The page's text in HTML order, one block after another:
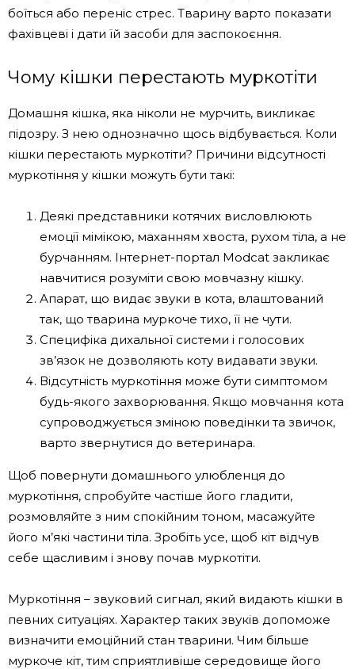
боїться або переніс стрес. Тварину варто показати
фахівцеві і дати їй засоби для заспокоєння.
Чому кішки перестають муркотіти
Домашня кішка, яка ніколи не мурчить, викликає
підозру. З нею однозначно щось відбувається. Коли
кішки перестають муркотіти? Причини відсутності
муркотіння у кішки можуть бути такі:
Деякі представники котячих висловлюють
емоції мімікою, маханням хвоста, рухом тіла, а не
бурчанням. Інтернет-портал Мodcat закликає
навчитися розуміти свою мовчазну кішку.
Апарат, що видає звуки в кота, влаштований
так, що тварина муркоче тихо, її не чути.
Специфіка дихальної системи і голосових
зв’язок не дозволяють коту видавати звуки.
Відсутність муркотіння може бути симптомом
будь-якого захворювання. Якщо мовчання кота
супроводжується зміною поведінки та звичок,
варто звернутися до ветеринара.
Щоб повернути домашнього улюбленця до
муркотіння, спробуйте частіше його гладити,
розмовляйте з ним спокійним тоном, масажуйте
його м’які частини тіла. Зробіть усе, щоб кіт відчув
себе щасливим і знову почав муркотіти.
Муркотіння – звуковий сигнал, який видають кішки в
певних ситуаціях. Характер таких звуків допоможе
визначити емоційний стан тварини. Чим більше
муркоче кіт, тим сприятливіше середовище його